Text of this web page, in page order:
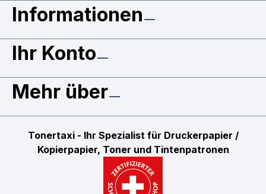
Informationen
Ihr Konto
Mehr über
Tonertaxi - Ihr Spezialist für Druckerpapier /
Kopierpapier, Toner und Tintenpatronen